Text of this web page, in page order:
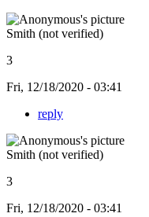
Smith (not verified)
3
Fri, 12/18/2020 - 03:41
reply
Smith (not verified)
3
Fri, 12/18/2020 - 03:41